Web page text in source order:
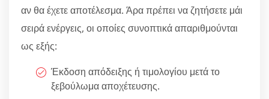
αν θα έχετε αποτέλεσμα. Άρα πρέπει να ζητήσετε μάι
σειρά ενέργεις, οι οποίες συνοπτικά απαριθμούνται
ως εξής:
Έκδοση απόδειξης ή τιμολογίου μετά το
ξεβούλωμα αποχέτευσης.